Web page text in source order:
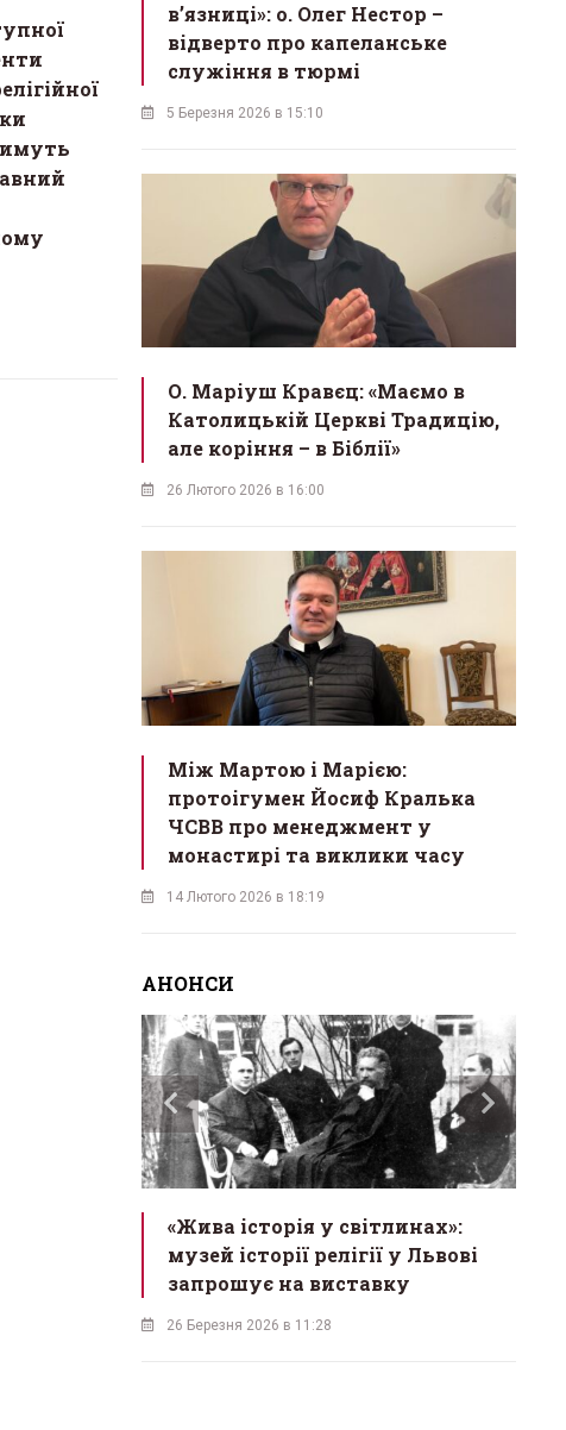
вʼязниці»: о. Олег Нестор –
відверто про капеланське
служіння в тюрмі
5 Березня 2026 в 15:10
О. Маріуш Кравєц: «Маємо в
Католицькій Церкві Традицію,
але коріння – в Біблії»
26 Лютого 2026 в 16:00
Між Мартою і Марією:
протоігумен Йосиф Кралька
ЧСВВ про менеджмент у
монастирі та виклики часу
14 Лютого 2026 в 18:19
АНОНСИ
«Жива історія у світлинах»:
музей історії релігії у Львові
запрошує на виставку
26 Березня 2026 в 11:28